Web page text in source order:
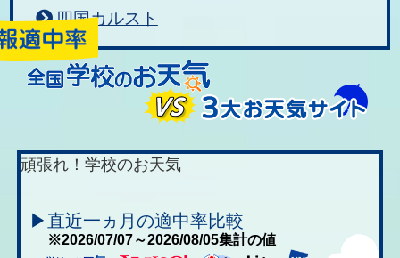
四国カルスト
頑張れ！学校のお天気
▶直近一ヵ月の適中率比較
※2026/07/07～2026/08/05集計の値